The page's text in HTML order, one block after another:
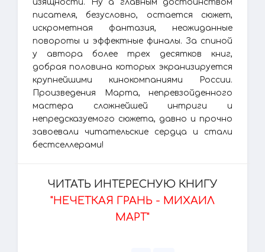
изящности. Ну а главным достоинством
писателя, безусловно, остается сюжет,
искрометная фантазия, неожиданные
повороты и эффектные финалы. За спиной
у автора более трех десятков книг,
добрая половина которых экранизируется
крупнейшими кинокомпаниями России.
Произведения Марта, непревзойденного
мастера сложнейшей интриги и
непредсказуемого сюжета, давно и прочно
завоевали читательские сердца и стали
бестселлерами!
ЧИТАТЬ ИНТЕРЕСНУЮ КНИГУ
"НЕЧЕТКАЯ ГРАНЬ - МИХАИЛ
МАРТ"